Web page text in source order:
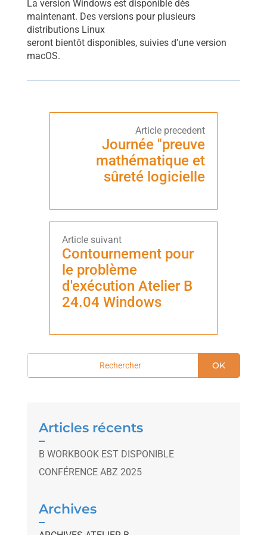
La version Windows est disponible dès
maintenant. Des versions pour plusieurs
distributions Linux
seront bientôt disponibles, suivies d’une version
macOS.
Journée "preuve
mathématique et
sûreté logicielle
Contournement pour
le problème
d'exécution Atelier B
24.04 Windows
OK
Articles récents
B WORKBOOK EST DISPONIBLE
CONFÉRENCE ABZ 2025
Archives